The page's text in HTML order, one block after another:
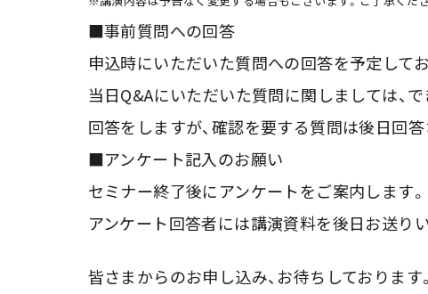
■事前質問への回答
申込時にいただいた質問への回答を予定してお
当日Q&Aにいただいた質問に関しましては、
回答をしますが、確認を要する質問は後日回
■アンケート記入のお願い
セミナー終了後にアンケートをご案内します。
アンケート回答者には講演資料を後日お送り
皆さまからのお申し込み、お待ちしております。